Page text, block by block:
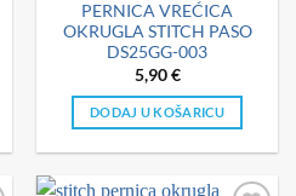
PERNICA VREĆICA
OKRUGLA STITCH PASO
DS25GG-003
5,90€
DODAJ U KOŠARICU